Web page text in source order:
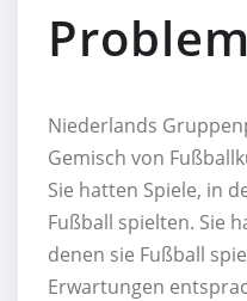
Niederlands
Gemisch von
Sie hatten Spiele, in
Fußball spielten. Sie
denen sie Fußball
Erwartungen